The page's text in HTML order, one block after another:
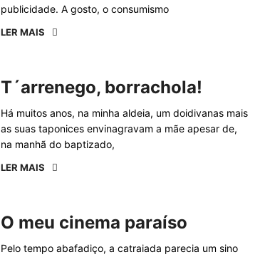
publicidade. A gosto, o consumismo
LER MAIS
T´arrenego, borrachola!
Há muitos anos, na minha aldeia, um doidivanas mais
as suas taponices envinagravam a mãe apesar de,
na manhã do baptizado,
LER MAIS
O meu cinema paraíso
Pelo tempo abafadiço, a catraiada parecia um sino